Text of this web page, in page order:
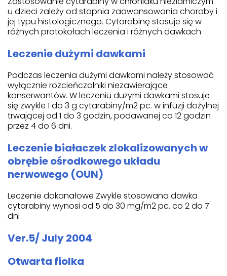
u dzieci zależy od stopnia zaawansowania choroby i
jej typu histologicznego. Cytarabinę stosuje się w
różnych protokołach leczenia i różnych dawkach
Leczenie dużymi dawkami
Podczas leczenia dużymi dawkami należy stosować
wyłącznie rozcieńczalniki niezawierające
konserwantów. W leczeniu dużymi dawkami stosuje
się zwykle 1 do 3 g cytarabiny/m2 pc. w infuzji dożylnej
trwającej od 1 do 3 godzin, podawanej co 12 godzin
przez 4 do 6 dni.
Leczenie białaczek zlokalizowanych w
obrębie ośrodkowego układu
nerwowego (OUN)
Leczenie dokanałowe Zwykle stosowana dawka
cytarabiny wynosi od 5 do 30 mg/m2 pc. co 2 do 7
dni
Ver.5/ July 2004
Otwarta fiolka